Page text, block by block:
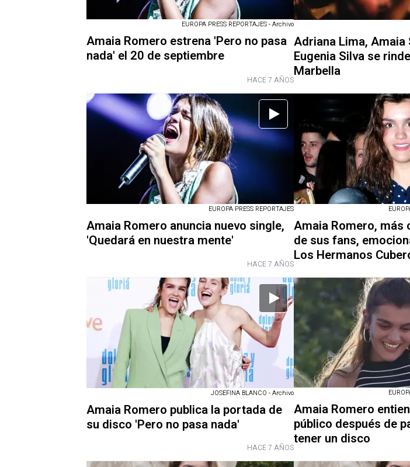
EUROPA PRESS REPORTAJES - Archivo
Amaia Romero estrena 'Pero no pasa
nada' el 20 de septiembre
HACE 7 AÑOS
Adriana Lima, Amaia
Eugenia Silva se
Marbella
EUROPA PRESS REPORTAJES
Amaia Romero anuncia nuevo single,
'Quedará en nuestra mente'
HACE 7 AÑOS
Amaia Romero, más
de sus fans,
Los Hermanos
JOSEFINA BLANCO - Archivo
Amaia Romero publica la portada de
su disco 'Pero no pasa nada'
HACE 7 AÑOS
Amaia Romero
público después de
tener un disco